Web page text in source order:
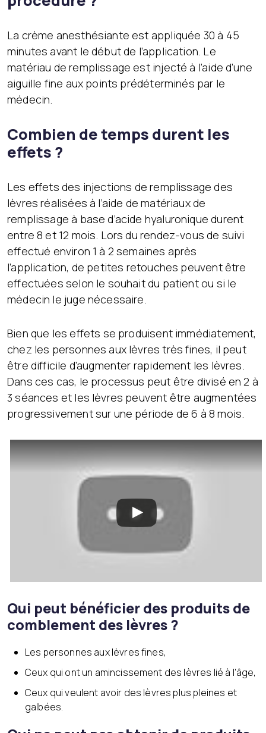
La crème anesthésiante est appliquée 30 à 45
minutes avant le début de l’application. Le
matériau de remplissage est injecté à l’aide d’une
aiguille fine aux points prédéterminés par le
médecin.
Combien de temps durent les
effets ?
Les effets des injections de remplissage des
lèvres réalisées à l’aide de matériaux de
remplissage à base d’acide hyaluronique durent
entre 8 et 12 mois. Lors du rendez-vous de suivi
effectué environ 1 à 2 semaines après
l’application, de petites retouches peuvent être
effectuées selon le souhait du patient ou si le
médecin le juge nécessaire.
Bien que les effets se produisent immédiatement,
chez les personnes aux lèvres très fines, il peut
être difficile d’augmenter rapidement les lèvres.
Dans ces cas, le processus peut être divisé en 2 à
3 séances et les lèvres peuvent être augmentées
progressivement sur une période de 6 à 8 mois.
Qui peut bénéficier des produits de
comblement des lèvres ?
Les personnes aux lèvres fines,
Ceux qui ont un amincissement des lèvres lié à l’âge,
Ceux qui veulent avoir des lèvres plus pleines et
galbées.